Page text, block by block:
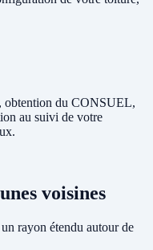
, obtention du CONSUEL,
au suivi de votre
voisines
rayon étendu autour de